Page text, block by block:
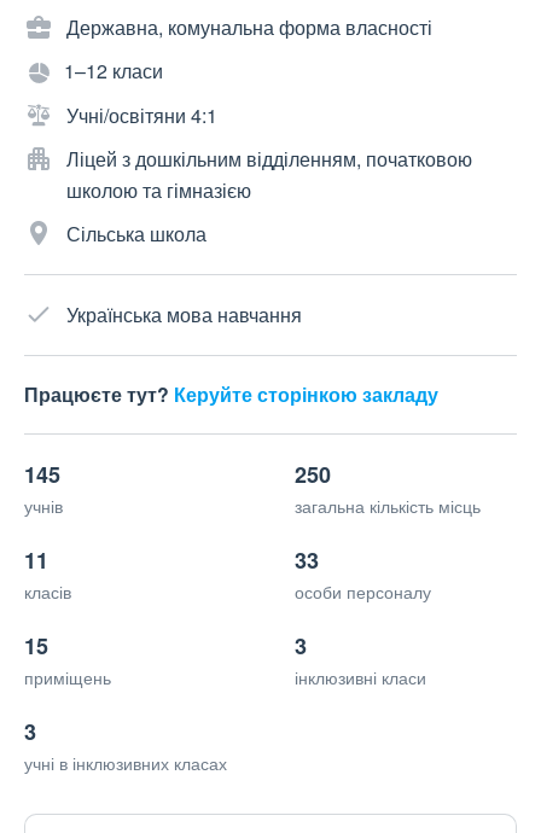
Державна, комунальна форма власності
1–12 класи
Учні/освітяни 4:1
Ліцей з дошкільним відділенням, початковою
школою та гімназією
Сільська школа
Українська мова навчання
Працюєте тут? Керуйте сторінкою закладу
145
учнів
250
загальна кількість місць
11
класів
33
особи персоналу
15
приміщень
3
інклюзивні класи
3
учні в інклюзивних класах